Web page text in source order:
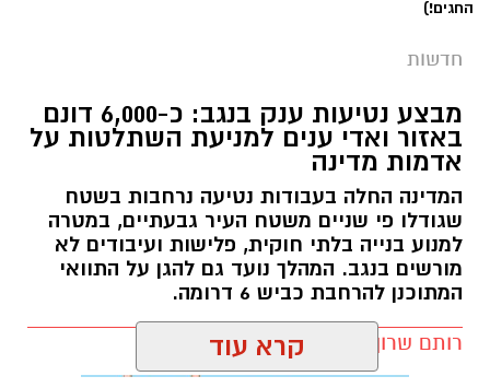
החגים!)
חדשות
מבצע נטיעות ענק בנגב: כ-6,000 דונם
באזור ואדי ענים למניעת השתלטות על
אדמות מדינה
המדינה החלה בעבודות נטיעה נרחבות בשטח
שגודלו פי שניים משטח העיר גבעתיים, במטרה
למנוע בנייה בלתי חוקית, פלישות ועיבודים לא
מורשים בנגב. המהלך נועד גם להגן על התוואי
המתוכנן להרחבת כביש 6 דרומה.
רותם שרון / 11:32 08.08.26 קרא עוד